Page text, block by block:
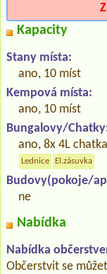
Kapacity
Stany místa:
ano, 10 míst
Kempová místa:
ano, 10 míst
Bungalovy/
ano, 8x 4L chatka
Lednice El.zásuvka
Budovy(pokoje/
ne
Nabídka
Nabídka
Občerstvit se